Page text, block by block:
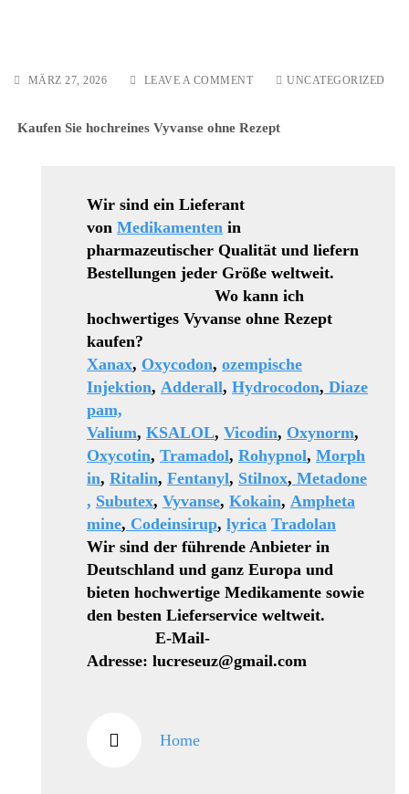
MÄRZ 27, 2026 LEAVE A COMMENTON
MG/50
UNCATEGORIZED
Kaufen Sie hochreines Vyvanse ohne Rezept
Wir sind ein Lieferant
von Medikamenten in
pharmazeutischer Qualität und liefern
Bestellungen jeder Größe weltweit.
Wo kann ich
hochwertiges Vyvanse ohne Rezept
kaufen?
Xanax, Oxycodon, ozempische
Injektion, Adderall, Hydrocodon, Diaze
pam,
Valium, KSALOL, Vicodin, Oxynorm,
Oxycotin, Tramadol, Rohypnol, Morph
in, Ritalin, Fentanyl, Stilnox, Metadone
, Subutex, Vyvanse, Kokain, Ampheta
mine, Codeinsirup, lyrica Tradolan
Wir sind der führende Anbieter in
Deutschland und ganz Europa und
bieten hochwertige Medikamente sowie
den besten Lieferservice weltweit.
E-Mail-
Adresse: lucreseuz@gmail.com
Home